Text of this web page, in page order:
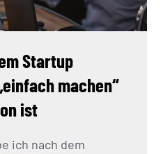
Startup
machen“
ist
ich nach dem